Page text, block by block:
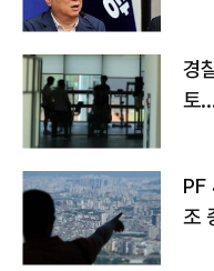
경
토
PF
조